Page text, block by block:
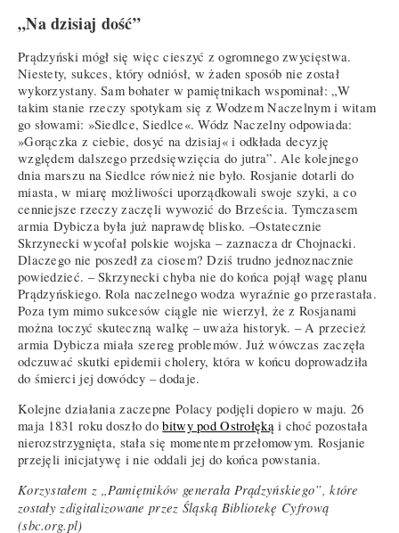
„Na dzisiaj dość”
Prądzyński mógł się więc cieszyć z ogromnego zwycięstwa.
Niestety, sukces, który odniósł, w żaden sposób nie został
wykorzystany. Sam bohater w pamiętnikach wspominał: „W
takim stanie rzeczy spotykam się z Wodzem Naczelnym i witam
go słowami: »Siedlce, Siedlce«. Wódz Naczelny odpowiada:
»Gorączka z ciebie, dosyć na dzisiaj« i odkłada decyzję
względem dalszego przedsięwzięcia do jutra”. Ale kolejnego
dnia marszu na Siedlce również nie było. Rosjanie dotarli do
miasta, w miarę możliwości uporządkowali swoje szyki, a co
cenniejsze rzeczy zaczęli wywozić do Brześcia. Tymczasem
armia Dybicza była już naprawdę blisko. –Ostatecznie
Skrzynecki wycofał polskie wojska – zaznacza dr Chojnacki.
Dlaczego nie poszedł za ciosem? Dziś trudno jednoznacznie
powiedzieć. – Skrzynecki chyba nie do końca pojął wagę planu
Prądzyńskiego. Rola naczelnego wodza wyraźnie go przerastała.
Poza tym mimo sukcesów ciągle nie wierzył, że z Rosjanami
można toczyć skuteczną walkę – uważa historyk. – A przecież
armia Dybicza miała szereg problemów. Już wówczas zaczęła
odczuwać skutki epidemii cholery, która w końcu doprowadziła
do śmierci jej dowódcy – dodaje.
Kolejne działania zaczepne Polacy podjęli dopiero w maju. 26
maja 1831 roku doszło dobitwy pod Ostrołęką i choć pozostała
nierozstrzygnięta, stała się momentem przełomowym. Rosjanie
przejęli inicjatywę i nie oddali jej do końca powstania.
Korzystałem z „Pamiętników generała Prądzyńskiego”, które
zostały zdigitalizowane przez Śląską Bibliotekę Cyfrową
(sbc.org.pl)